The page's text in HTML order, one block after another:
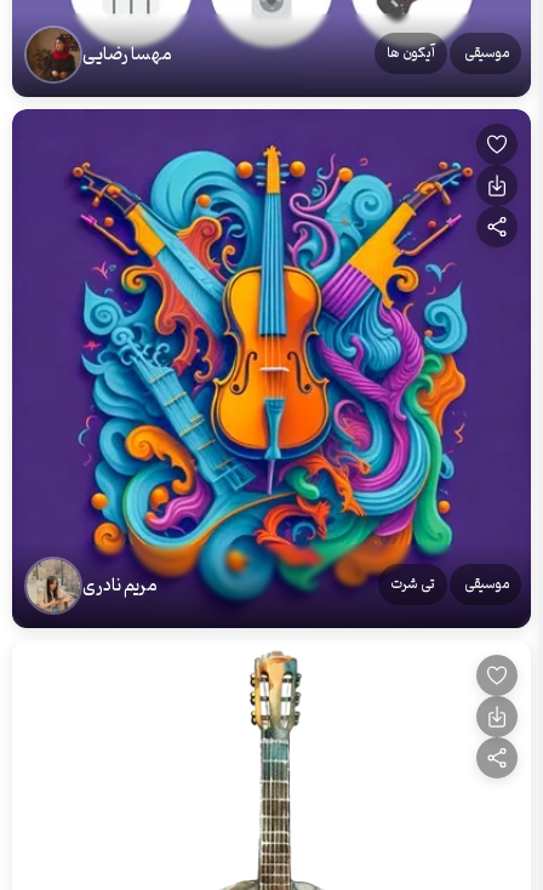
موسیقی آیکون ها مهسا رضایی
موسیقی تی شرت مریم نادری